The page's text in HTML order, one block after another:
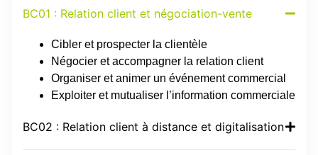
BC01 : Relation client et négociation-vente
Cibler et prospecter la clientèle
Négocier et accompagner la relation client
Organiser et animer un événement commercial
Exploiter et mutualiser l’information commerciale
BC02 : Relation client à distance et digitalisation